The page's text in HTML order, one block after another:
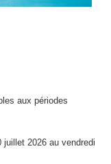
aux périodes
juillet 2026 au vendredi